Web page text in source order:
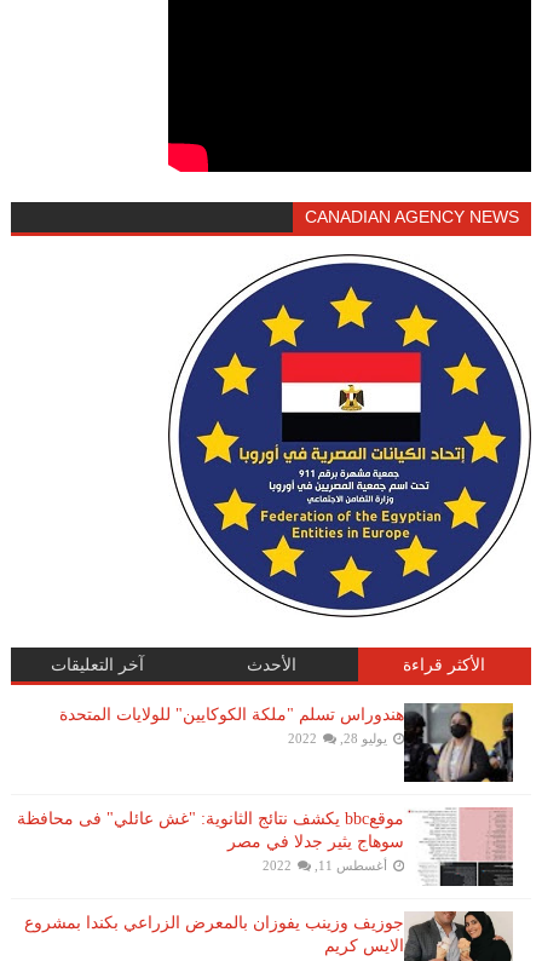
CANADIAN AGENCY NEWS
الأكثر قراءة الأحدث آخر التعليقات
هندوراس تسلم "ملكة الكوكايين" للولايات المتحدة
يوليو 28, 2022
موقعbbc يكشف نتائج الثانوية: "غش عائلي" فى محافظة
سوهاج يثير جدلا في مصر
أغسطس 11, 2022
جوزيف وزينب يفوزان بالمعرض الزراعي بكندا بمشروع
الايس كريم